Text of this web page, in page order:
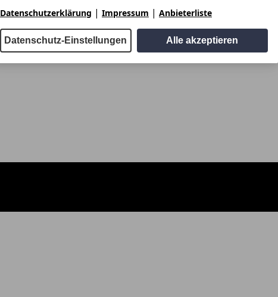
Datenschutzerklärung | Impressum | Anbieterliste
Datenschutz-Einstellungen Alle akzeptieren